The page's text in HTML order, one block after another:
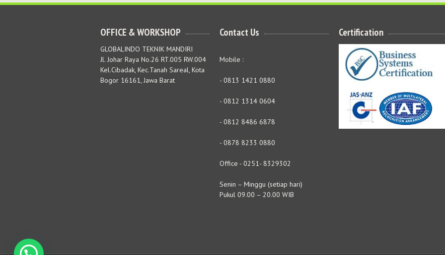
OFFICE & WORKSHOP
GLOBALINDO TEKNIK MANDIRI
Jl. Johar Raya No.26 RT.005 RW.004
Kel.Cibadak, Kec.Tanah Sareal, Kota
Bogor 16161, Jawa Barat
Contact Us
Mobile :
- 0813 1421 0880
- 0812 1314 0604
- 0812 8486 6878
- 0878 8233 0880
Office - 0251- 8329302
Senin – Minggu (setiap hari)
Pukul 09.00 – 20.00 WIB
Certification